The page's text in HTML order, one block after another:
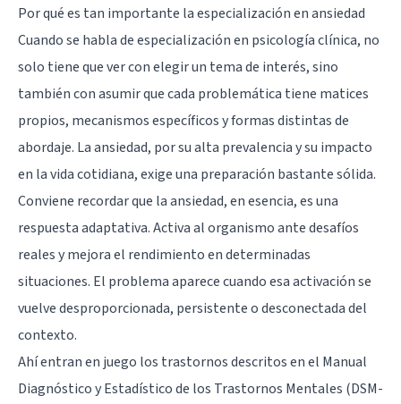
Por qué es tan importante la especialización en ansiedad
Cuando se habla de especialización en psicología clínica, no
solo tiene que ver con elegir un tema de interés, sino
también con asumir que cada problemática tiene matices
propios, mecanismos específicos y formas distintas de
abordaje. La ansiedad, por su alta prevalencia y su impacto
en la vida cotidiana, exige una preparación bastante sólida.
Conviene recordar que la ansiedad, en esencia, es una
respuesta adaptativa. Activa al organismo ante desafíos
reales y mejora el rendimiento en determinadas
situaciones. El problema aparece cuando esa activación se
vuelve desproporcionada, persistente o desconectada del
contexto.
Ahí entran en juego los trastornos descritos en el Manual
Diagnóstico y Estadístico de los Trastornos Mentales (DSM-